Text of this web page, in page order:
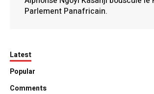
Parlement Panafricain.
Latest
Popular
Comments